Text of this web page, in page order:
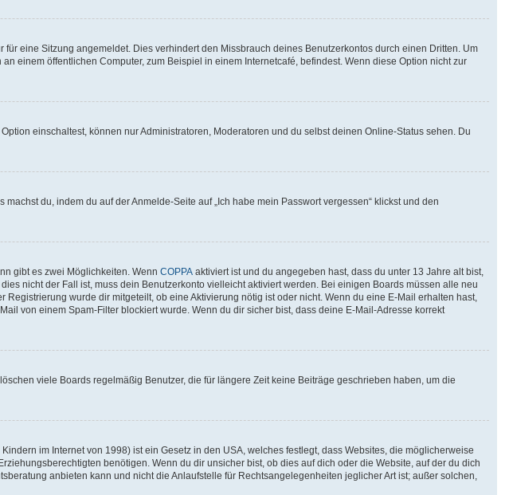
eine Sitzung angemeldet. Dies verhindert den Missbrauch deines Benutzerkontos durch einen Dritten. Um
einem öffentlichen Computer, zum Beispiel in einem Internetcafé, befindest. Wenn diese Option nicht zur
einschaltest, können nur Administratoren, Moderatoren und du selbst deinen Online-Status sehen. Du
du, indem du auf der Anmelde-Seite auf „Ich habe mein Passwort vergessen“ klickst und den
gibt es zwei Möglichkeiten. Wenn COPPA aktiviert ist und du angegeben hast, dass du unter 13 Jahre alt bist,
nicht der Fall ist, muss dein Benutzerkonto vielleicht aktiviert werden. Bei einigen Boards müssen alle neu
wurde dir mitgeteilt, ob eine Aktivierung nötig ist oder nicht. Wenn du eine E-Mail erhalten hast,
von einem Spam-Filter blockiert wurde. Wenn du dir sicher bist, dass deine E-Mail-Adresse korrekt
viele Boards regelmäßig Benutzer, die für längere Zeit keine Beiträge geschrieben haben, um die
im Internet von 1998) ist ein Gesetz in den USA, welches festlegt, dass Websites, die möglicherweise
benötigen. Wenn du dir unsicher bist, ob dies auf dich oder die Website, auf der du dich
anbieten kann und nicht die Anlaufstelle für Rechtsangelegenheiten jeglicher Art ist; außer solchen,